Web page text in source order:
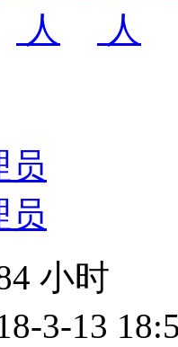
员
员
小时
3-13